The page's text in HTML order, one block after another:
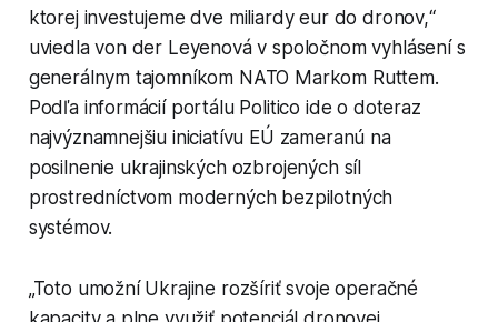
ktorej investujeme dve miliardy eur do dronov,“
uviedla von der Leyenová v spoločnom vyhlásení s
generálnym tajomníkom NATO Markom Ruttem.
Podľa informácií portálu Politico ide o doteraz
najvýznamnejšiu iniciatívu EÚ zameranú na
posilnenie ukrajinských ozbrojených síl
prostredníctvom moderných bezpilotných
systémov.
„Toto umožní Ukrajine rozšíriť svoje operačné